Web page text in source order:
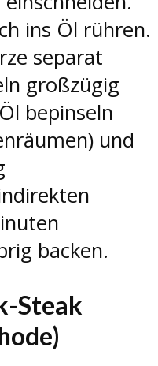
ins Öl rühren.
separat
großzügig
bepinseln
und
backen.
Steak